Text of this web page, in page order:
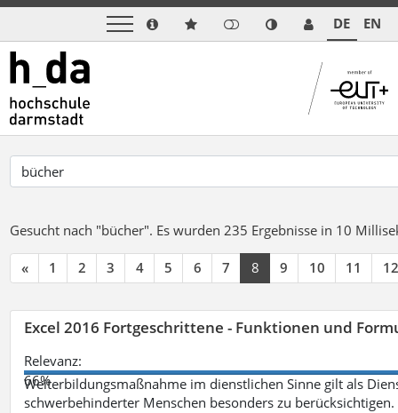
DE EN
Gesucht nach "bücher". Es wurden 235 Ergebnisse in 10
« 1 2 3 4 5 6 7 8 9 10 11 12
Excel 2016 Fortgeschrittene - Funktionen und
Relevanz:
66%
Weiterbildungsmaßnahme im dienstlichen Sinne gilt als
schwerbehinderter Menschen besonders zu berücksichtigen.